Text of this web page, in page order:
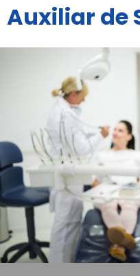
Auxiliar de